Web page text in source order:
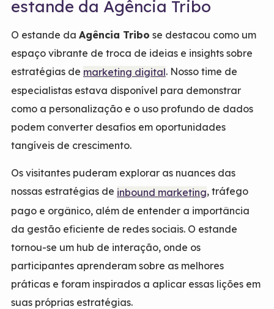
estande da Agência Tribo
O estande da Agência Tribo se destacou como um
espaço vibrante de troca de ideias e insights sobre
estratégias de marketing digital. Nosso time de
especialistas estava disponível para demonstrar
como a personalização e o uso profundo de dados
podem converter desafios em oportunidades
tangíveis de crescimento.
Os visitantes puderam explorar as nuances das
nossas estratégias de inbound marketing, tráfego
pago e orgânico, além de entender a importância
da gestão eficiente de redes sociais. O estande
tornou-se um hub de interação, onde os
participantes aprenderam sobre as melhores
práticas e foram inspirados a aplicar essas lições em
suas próprias estratégias.